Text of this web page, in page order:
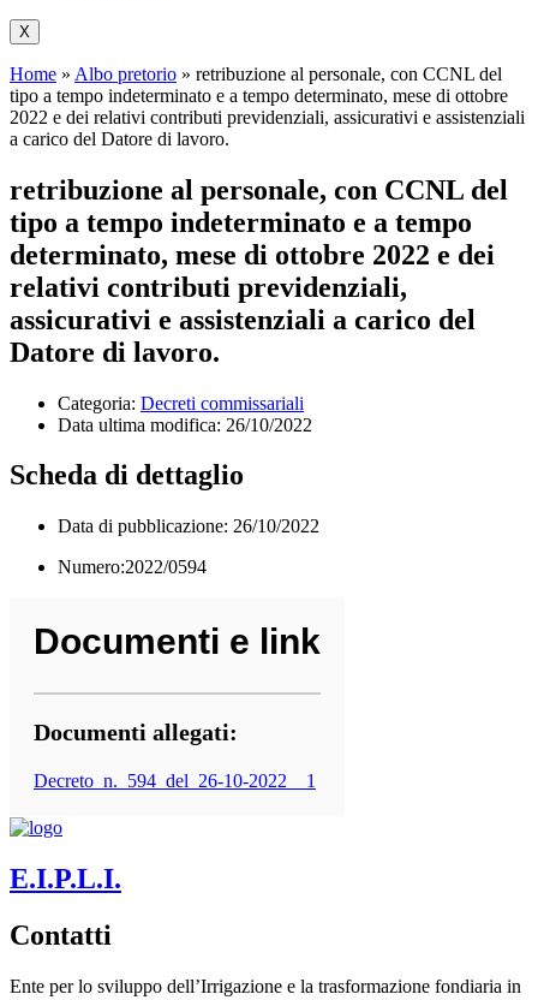
X
Home » Albo pretorio » retribuzione al personale, con CCNL del
tipo a tempo indeterminato e a tempo determinato, mese di ottobre
2022 e dei relativi contributi previdenziali, assicurativi e assistenziali
a carico del Datore di lavoro.
retribuzione al personale, con CCNL del
tipo a tempo indeterminato e a tempo
determinato, mese di ottobre 2022 e dei
relativi contributi previdenziali,
assicurativi e assistenziali a carico del
Datore di lavoro.
Categoria: Decreti commissariali
Data ultima modifica: 26/10/2022
Scheda di dettaglio
Data di pubblicazione: 26/10/2022
Numero:2022/0594
Documenti e link
Documenti allegati:
Decreto_n._594_del_26-10-2022__1
E.I.P.L.I.
Contatti
Ente per lo sviluppo dell’Irrigazione e la trasformazione fondiaria in